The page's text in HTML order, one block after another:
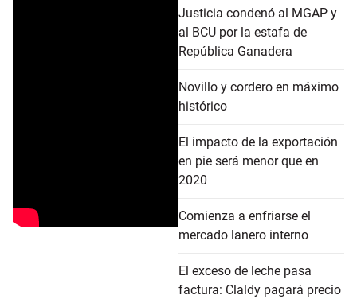
Justicia condenó al MGAP y
al BCU por la estafa de
República Ganadera
Novillo y cordero en máximo
histórico
El impacto de la exportación
en pie será menor que en
2020
Comienza a enfriarse el
mercado lanero interno
El exceso de leche pasa
factura: Claldy pagará precio